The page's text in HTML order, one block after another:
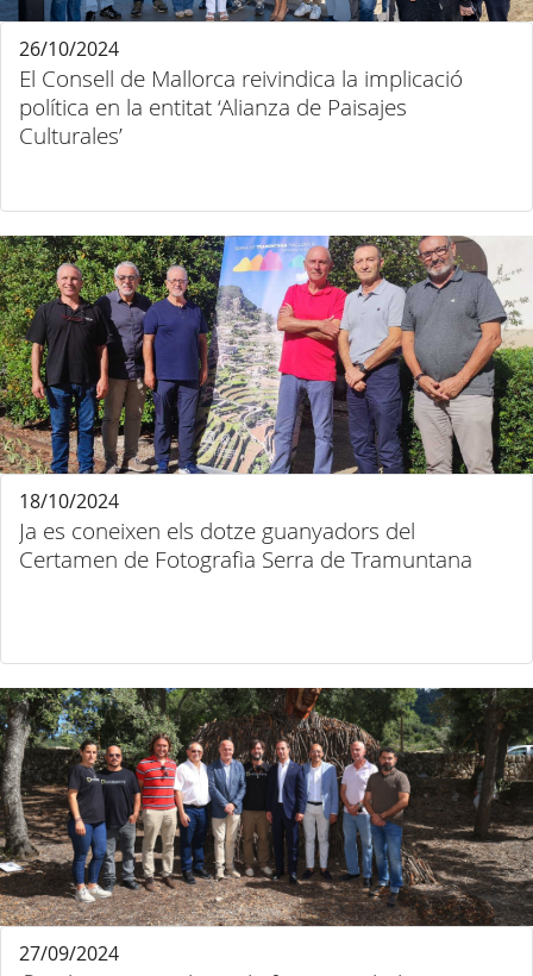
El Consell de Mallorca reivindica la implicació
política en la entitat ‘Alianza de Paisajes
Culturales’
26/10/2024
Ja es coneixen els dotze guanyadors del
Certamen de Fotografia Serra de Tramuntana
18/10/2024
27/09/2024